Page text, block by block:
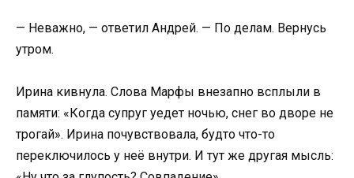
— Неважно, — ответил Андрей. — По делам. Вернусь
утром.
Ирина кивнула. Слова Марфы внезапно всплыли в
памяти: «Когда супруг уедет ночью, снег во дворе не
трогай». Ирина почувствовала, будто что-то
переключилось у неё внутри. И тут же другая мысль: